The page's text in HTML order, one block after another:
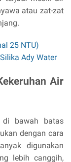
atau zat-zat
25 NTU)
Ady Water
Air
di bawah batas
dengan cara
digunakan
lebih canggih,